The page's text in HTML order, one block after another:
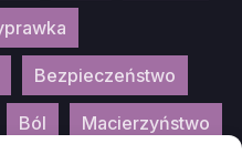
Bezpieczeństwo
Ból Macierzyństwo